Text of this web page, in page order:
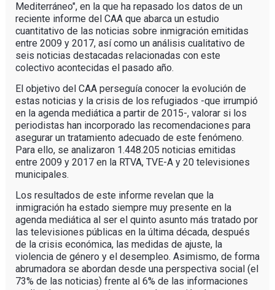
Mediterráneo", en la que ha repasado los datos de un
reciente informe del CAA que abarca un estudio
cuantitativo de las noticias sobre inmigración emitidas
entre 2009 y 2017, así como un análisis cualitativo de
seis noticias destacadas relacionadas con este
colectivo acontecidas el pasado año.
El objetivo del CAA perseguía conocer la evolución de
estas noticias y la crisis de los refugiados -que irrumpió
en la agenda mediática a partir de 2015-, valorar si los
periodistas han incorporado las recomendaciones para
asegurar un tratamiento adecuado de este fenómeno.
Para ello, se analizaron 1.448.205 noticias emitidas
entre 2009 y 2017 en la RTVA, TVE-A y 20 televisiones
municipales.
Los resultados de este informe revelan que la
inmigración ha estado siempre muy presente en la
agenda mediática al ser el quinto asunto más tratado por
las televisiones públicas en la última década, después
de la crisis económica, las medidas de ajuste, la
violencia de género y el desempleo. Asimismo, de forma
abrumadora se abordan desde una perspectiva social (el
73% de las noticias) frente al 6% de las informaciones